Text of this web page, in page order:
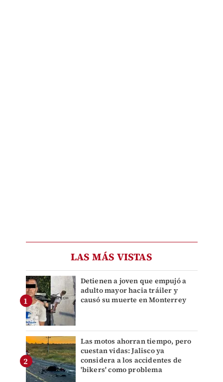
LAS MÁS VISTAS
Detienen a joven que empujó a
adulto mayor hacia tráiler y
causó su muerte en Monterrey
Las motos ahorran tiempo, pero
cuestan vidas: Jalisco ya
considera a los accidentes de
'bikers' como problema